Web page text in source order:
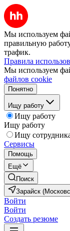
Мы используем
правильную
трафик.
Правила
Мы используем
файлов cookie
Понятно
Ищу работу
Ищу работу
Ищу работу
Ищу
Сервисы
Помощь
Ещё
Поиск
Зарайск
Войти
Войти
Создать резюме